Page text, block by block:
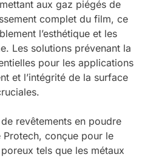
aux gaz piégés de
complet du film, ce
l’esthétique et les
Les solutions prévenant la
pour les applications
et l’intégrité de la surface
revêtements en poudre
conçue pour le
tels que les métaux